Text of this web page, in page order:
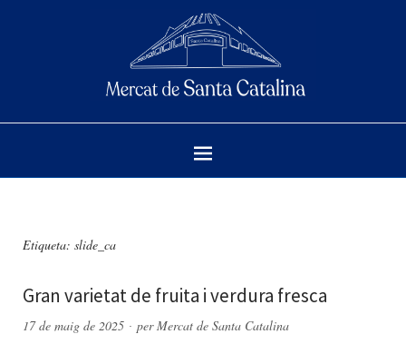
Etiqueta: slide_ca
Gran varietat de fruita i verdura fresca
17 de maig de 2025 perMercat de Santa Catalina